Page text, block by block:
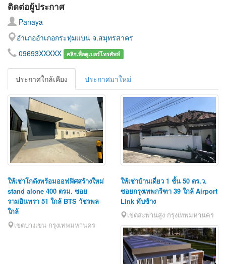
ติดต่อผู้ประกาศ
Panaya
อำเภออำเภอกระทุ่มแบน จ.สมุทรสาคร
09693XXXXX
คลิกเพื่อดูเบอร์โทรศัพท์
ประกาศใกล้เคียง ประกาศมาใหม่
ให้เช่าโกดังพร้อมออฟฟิศสร้างใหม่
stand alone 400 ตรม. ซอย
รามอินทรา 51 ใกล้ BTS วัชรพล
ใกล้
เขตบางเขน กรุงเทพมหานคร
ให้เช่าบ้านเดี่ยว 1 ชั้น 50 ตร.ว.
ซอยกรุงเทพกรีฑา 39 ใกล้ Airport
Link ทับช้าง
เขตสะพานสูง กรุงเทพมหานคร